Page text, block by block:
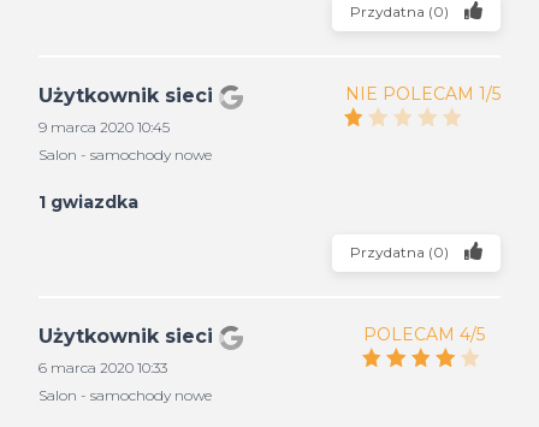
Przydatna (0)
Użytkownik sieci
9 marca 2020 10:45
Salon - samochody nowe
NIE POLECAM 1/5
1 gwiazdka
Przydatna (0)
Użytkownik sieci
6 marca 2020 10:33
Salon - samochody nowe
POLECAM 4/5